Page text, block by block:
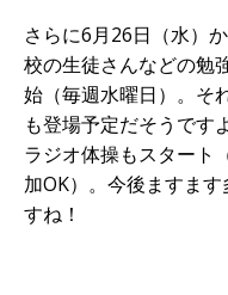
さらに6月26日（水）
校の生徒さんなどの勉
始（毎週水曜日）。そ
も登場予定だそうです
ラジオ体操もスタート
加OK）。今後ますま
すね！